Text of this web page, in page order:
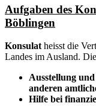
Aufgaben des
Böblingen
Konsulatheisst die
Landes im Ausland.
Ausstellung
anderen
Hilfe bei